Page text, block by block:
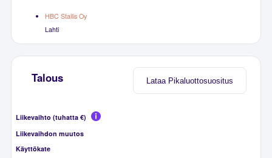
HBC Stailis Oy
Lahti
Lataa Pikaluottosuositus
Talous
Liikevaihto (tuhatta €)
Liikevaihdon muutos
Käyttökate